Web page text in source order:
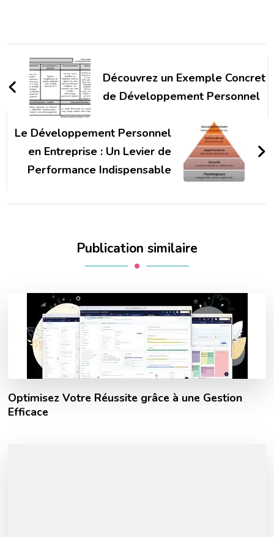
Navigation
d'article
Découvrez un Exemple Concret
de Développement Personnel
Le Développement Personnel
en Entreprise : Un Levier de
Performance Indispensable
Publication similaire
Optimisez Votre Réussite grâce à une Gestion
Efficace